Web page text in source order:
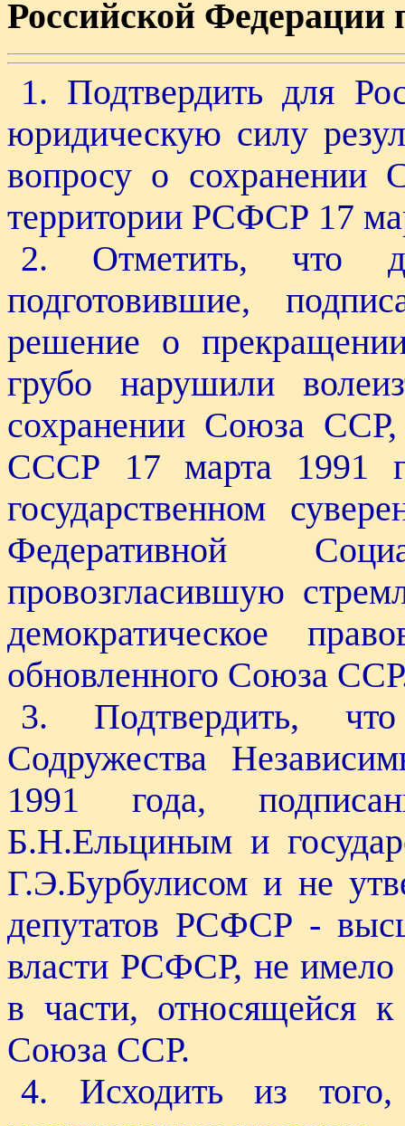
Российской Федерации
1. Подтвердить для
юридическую силу
вопросу о сохранении
территории РСФСР 17
2. Отметить, что
подготовившие,
решение о
грубо нарушили
сохранении Союза
СССР 17 марта 1991
государственном
Федеративной
провозгласившую
демократическое
обновленного Союза
3. Подтвердить,
Содружества
1991 года,
Б.Н.Ельциным и
Г.Э.Бурбулисом и не
депутатов РСФСР -
власти РСФСР, не
в части, относящейся
Союза ССР.
4. Исходить из того,